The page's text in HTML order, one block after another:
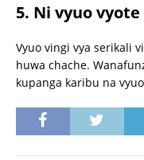
5. Ni vyuo
Vyuo vingi vya serikali
huwa chache.
kupanga karibu na